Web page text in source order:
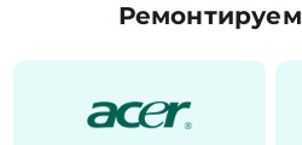
Ремонтируем